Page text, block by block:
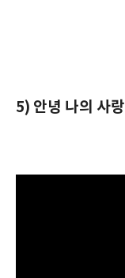
5) 안녕 나의 사랑